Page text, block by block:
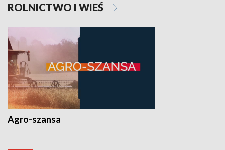
ROLNICTWO I WIEŚ
Agro-szansa